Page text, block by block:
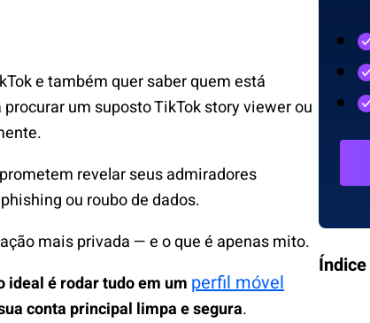
e também quer saber quem está
um suposto TikTok story viewer ou
revelar seus admiradores
ou roubo de dados.
mais privada — e o que é apenas mito.
ideal é rodar tudo em um perfil móvel
conta principal limpa e segura.
Índice